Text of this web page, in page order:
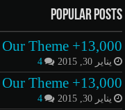
Popular Posts
13,000+ People Have Bought Our Theme
يناير 30, 2015 4
13,000+ People Have Bought Our Theme
يناير 30, 2015 4